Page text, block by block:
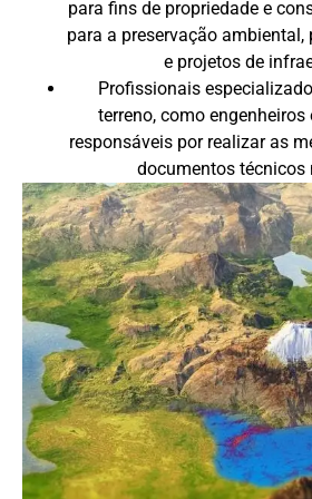
para fins de propriedade e
para a preservação
e projetos de
Profissionais
terreno, como
responsáveis por realizar as
documentos técnicos